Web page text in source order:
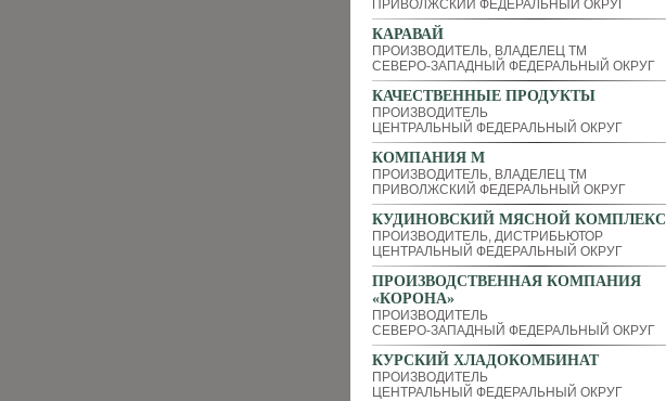
ПРИВОЛЖСКИЙ ФЕДЕРАЛЬНЫЙ ОКРУГ
КАРАВАЙ
ПРОИЗВОДИТЕЛЬ, ВЛАДЕЛЕЦ ТМ
СЕВЕРО-ЗАПАДНЫЙ ФЕДЕРАЛЬНЫЙ ОКРУГ
КАЧЕСТВЕННЫЕ ПРОДУКТЫ
ПРОИЗВОДИТЕЛЬ
ЦЕНТРАЛЬНЫЙ ФЕДЕРАЛЬНЫЙ ОКРУГ
КОМПАНИЯ М
ПРОИЗВОДИТЕЛЬ, ВЛАДЕЛЕЦ ТМ
ПРИВОЛЖСКИЙ ФЕДЕРАЛЬНЫЙ ОКРУГ
КУДИНОВСКИЙ МЯСНОЙ КОМПЛЕКС
ПРОИЗВОДИТЕЛЬ, ДИСТРИБЬЮТОР
ЦЕНТРАЛЬНЫЙ ФЕДЕРАЛЬНЫЙ ОКРУГ
ПРОИЗВОДСТВЕННАЯ КОМПАНИЯ
«КОРОНА»
ПРОИЗВОДИТЕЛЬ
СЕВЕРО-ЗАПАДНЫЙ ФЕДЕРАЛЬНЫЙ ОКРУГ
КУРСКИЙ ХЛАДОКОМБИНАТ
ПРОИЗВОДИТЕЛЬ
ЦЕНТРАЛЬНЫЙ ФЕДЕРАЛЬНЫЙ ОКРУГ